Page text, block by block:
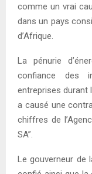
comme un vrai
dans un pays
d’Afrique.
La pénurie
confiance des
entreprises durant
a causé une
chiffres de
SA”.
Le gouverneur de